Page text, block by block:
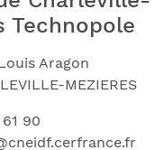
Technopole
Aragon
MEZIERES
90